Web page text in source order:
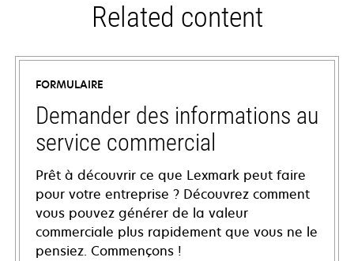
Related content
FORMULAIRE
Demander des informations au
service commercial
Prêt à découvrir ce que Lexmark peut faire
pour votre entreprise ? Découvrez comment
vous pouvez générer de la valeur
commerciale plus rapidement que vous ne le
pensiez. Commençons !